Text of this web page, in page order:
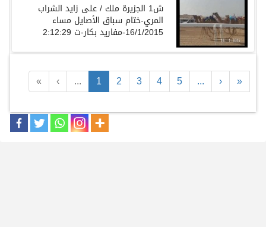
« ‹ ... 1 2 3 4 5 ... › »
ش1 الجزيرة ملك / على زايد الشراب
المري-ختام سباق الأصايل مساء
16/1/2015-مفاريد بكار-ت 2:12:29